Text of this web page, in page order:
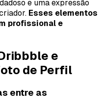
e uma expressão
Esses elementos
profissional e
e
de Perfil
entre as